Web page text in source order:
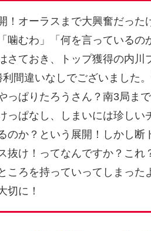
！オーラスまで大興奮だっ
噛むわ」「何を言っているの
さておき、トップ獲得の内
間違いなしでございました
っぱりたろうさん？南3局ま
っぱなし、しまいには珍し
のか？という展開！しかし
抜け！ってなんですか？これ
ころを持っていってしまっ
切に！